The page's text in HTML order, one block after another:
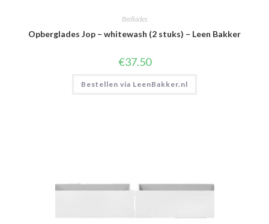
Bedlades
Opberglades Jop – whitewash (2 stuks) – Leen Bakker
€37.50
Bestellen via LeenBakker.nl